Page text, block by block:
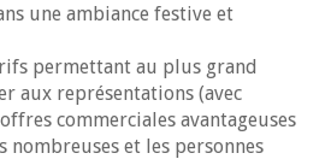
une ambiance festive et
permettant au plus grand
aux représentations (avec
commerciales avantageuses
nombreuses et les personnes